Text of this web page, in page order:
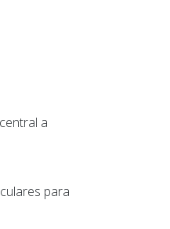
a
para